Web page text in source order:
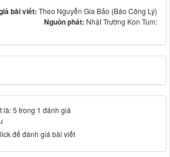
bài viết: Theo Nguyễn Gia Bảo (Báo Công Lý)
Nguồn phát: Nhật Trường Kon Tum:
là: 5 trong 1 đánh giá
để đánh giá bài viết